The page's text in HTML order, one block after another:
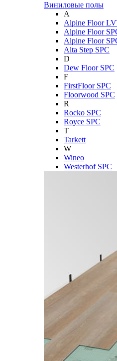
Виниловые полы
A
Alpine Floor
Alpine Floor
Alpine Floor
Alta Step SPC
D
Dew Floor SPC
F
FirstFloor SPC
Floorwood SPC
R
Rocko SPC
Royce SPC
T
Tarkett
W
Wineo
Westerhof SPC